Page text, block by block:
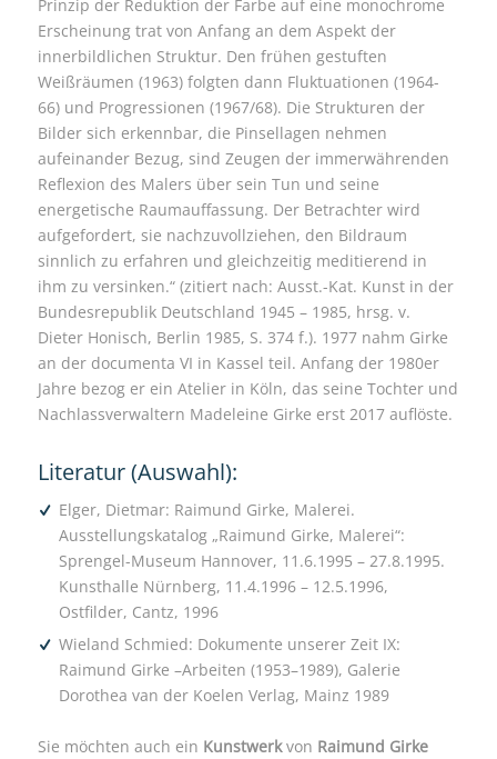
Prinzip der Reduktion der Farbe auf eine monochrome
Erscheinung trat von Anfang an dem Aspekt der
innerbildlichen Struktur. Den frühen gestuften
Weißräumen (1963) folgten dann Fluktuationen (1964-
66) und Progressionen (1967/68). Die Strukturen der
Bilder sich erkennbar, die Pinsellagen nehmen
aufeinander Bezug, sind Zeugen der immerwährenden
Reflexion des Malers über sein Tun und seine
energetische Raumauffassung. Der Betrachter wird
aufgefordert, sie nachzuvollziehen, den Bildraum
sinnlich zu erfahren und gleichzeitig meditierend in
ihm zu versinken.“ (zitiert nach: Ausst.-Kat. Kunst in der
Bundesrepublik Deutschland 1945 – 1985, hrsg. v.
Dieter Honisch, Berlin 1985, S. 374 f.). 1977 nahm Girke
an der documenta VI in Kassel teil. Anfang der 1980er
Jahre bezog er ein Atelier in Köln, das seine Tochter und
Nachlassverwaltern Madeleine Girke erst 2017 auflöste.
Literatur (Auswahl):
Elger, Dietmar: Raimund Girke, Malerei.
Ausstellungskatalog „Raimund Girke, Malerei“:
Sprengel-Museum Hannover, 11.6.1995 – 27.8.1995.
Kunsthalle Nürnberg, 11.4.1996 – 12.5.1996,
Ostfilder, Cantz, 1996
Wieland Schmied: Dokumente unserer Zeit IX:
Raimund Girke –Arbeiten (1953–1989), Galerie
Dorothea van der Koelen Verlag, Mainz 1989
Sie möchten auch ein Kunstwerkvon Raimund Girke